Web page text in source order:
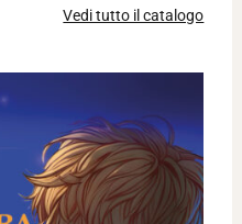
Vedi tutto il catalogo